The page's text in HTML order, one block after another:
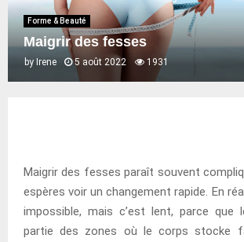
Forme & Beauté
Maigrir des fesses
by Irene 5 août 2022 1931
Maigrir des fesses paraît souvent
espères voir un changement rapide. En
impossible, mais c’est lent, parce
partie des zones où le corps stocke